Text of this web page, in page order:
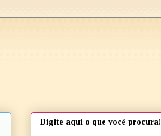
Digite aqui o que você procura!